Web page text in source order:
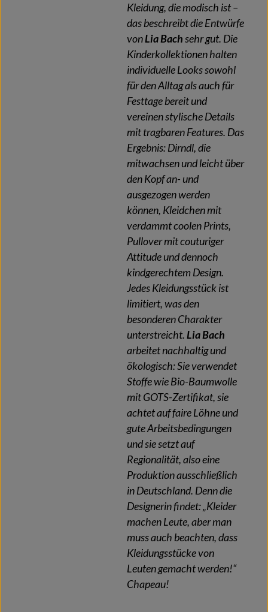
Kleidung, die modisch ist –
das beschreibt die Entwürfe
vonLia Bachsehr gut. Die
Kinderkollektionen halten
individuelle Looks sowohl
für den Alltag als auch für
Festtage bereit und
vereinen stylische Details
mit tragbaren Features. Das
Ergebnis: Dirndl, die
mitwachsen und leicht über
den Kopf an- und
ausgezogen werden
können, Kleidchen mit
verdammt coolen Prints,
Pullover mit couturiger
Attitude und dennoch
kindgerechtem Design.
Jedes Kleidungsstück ist
limitiert, was den
besonderen Charakter
unterstreicht.Lia Bach
arbeitet nachhaltig und
ökologisch: Sie verwendet
Stoffe wie Bio-Baumwolle
mit GOTS-Zertifikat, sie
achtet auf faire Löhne und
gute Arbeitsbedingungen
und sie setzt auf
Regionalität, also eine
Produktion ausschließlich
in Deutschland. Denn die
Designerin findet: „Kleider
machen Leute, aber man
muss auch beachten, dass
Kleidungsstücke von
Leuten gemacht werden!“
Chapeau!